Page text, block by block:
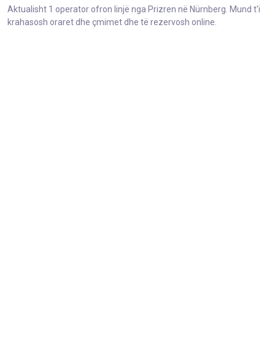
Aktualisht 1 operator ofron linjë nga Prizren në Nürnberg. Mund t'i
krahasosh oraret dhe çmimet dhe të rezervosh online.